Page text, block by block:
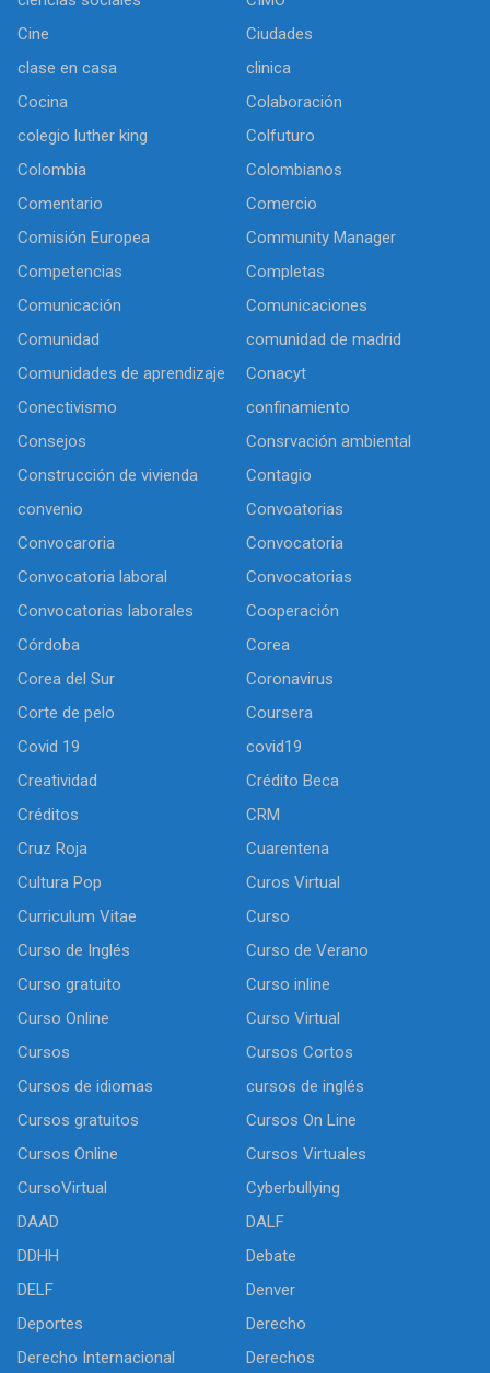
Cine
Ciudades
clase en casa
clinica
Cocina
Colaboración
colegio luther king
Colfuturo
Colombia
Colombianos
Comentario
Comercio
Comisión Europea
Community Manager
Competencias
Completas
Comunicación
Comunicaciones
Comunidad
comunidad de madrid
Comunidades de aprendizaje
Conacyt
Conectivismo
confinamiento
Consejos
Consrvación ambiental
Construcción de vivienda
Contagio
convenio
Convoatorias
Convocaroria
Convocatoria
Convocatoria laboral
Convocatorias
Convocatorias laborales
Cooperación
Córdoba
Corea
Corea del Sur
Coronavirus
Corte de pelo
Coursera
Covid 19
covid19
Creatividad
Crédito Beca
Créditos
CRM
Cruz Roja
Cuarentena
Cultura Pop
Curos Virtual
Curriculum Vitae
Curso
Curso de Inglés
Curso de Verano
Curso gratuito
Curso inline
Curso Online
Curso Virtual
Cursos
Cursos Cortos
Cursos de idiomas
cursos de inglés
Cursos gratuitos
Cursos On Line
Cursos Online
Cursos Virtuales
CursoVirtual
Cyberbullying
DAAD
DALF
DDHH
Debate
DELF
Denver
Deportes
Derecho
Derecho Internacional
Derechos